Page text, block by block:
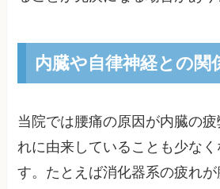
内臓や自律神経との関
当院では腰痛の原因が内臓の
れに由来していることも少な
す。たとえば消化器系の疲れ